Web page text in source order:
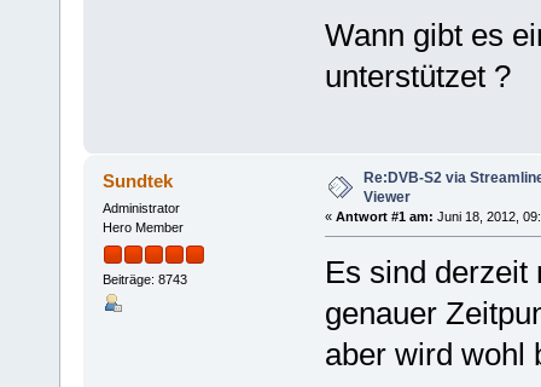
Wann gibt es
unterstützet ?
Sundtek
Administrator
Hero Member
Beiträge: 8743
Re:DVB-S2 via
Viewer
« Antwort #1 am: Juni 18, 2012,
Es sind derzeit
genauer
aber wird wohl